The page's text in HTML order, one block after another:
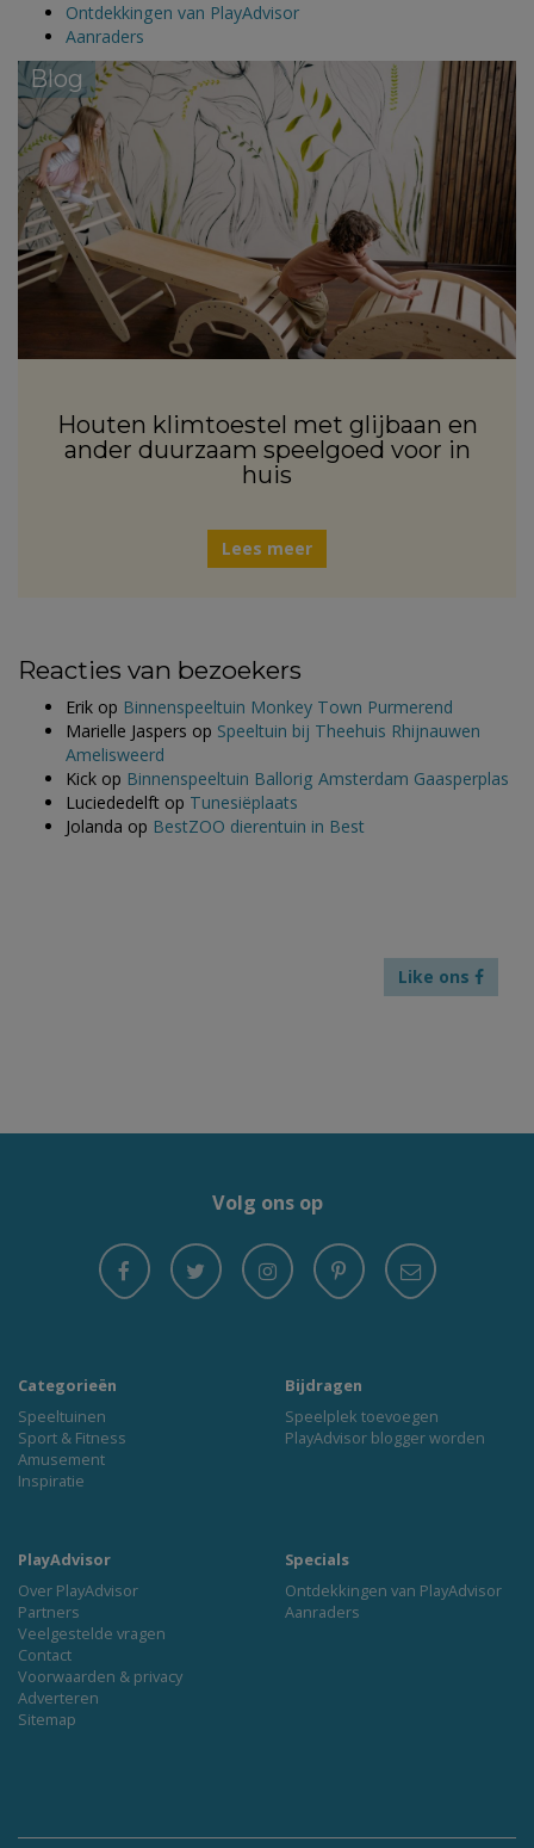
Ontdekkingen van PlayAdvisor
Aanraders
Blog
Houten klimtoestel met glijbaan en
ander duurzaam speelgoed voor in
huis
Lees meer
Reacties van bezoekers
Erik op Binnenspeeltuin Monkey Town Purmerend
Marielle Jaspers op Speeltuin bij Theehuis Rhijnauwen
Amelisweerd
Kick op Binnenspeeltuin Ballorig Amsterdam Gaasperplas
Luciededelft op Tunesiëplaats
Jolanda op BestZOO dierentuin in Best
Like ons
Volg ons op
Categorieën
Speeltuinen
Sport & Fitness
Amusement
Inspiratie
Bijdragen
Speelplek toevoegen
PlayAdvisor blogger worden
PlayAdvisor
Over PlayAdvisor
Partners
Veelgestelde vragen
Contact
Voorwaarden & privacy
Adverteren
Sitemap
Specials
Ontdekkingen van PlayAdvisor
Aanraders